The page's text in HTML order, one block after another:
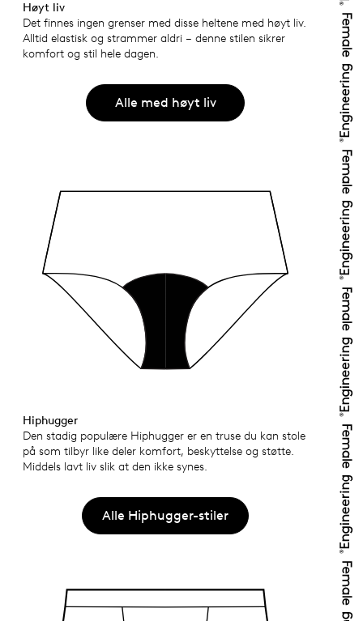
Høyt liv
Det finnes ingen grenser med disse heltene med høyt liv.
Alltid elastisk og strammer aldri – denne stilen sikrer
komfort og stil hele dagen.
Alle med høyt liv
Hiphugger
Den stadig populære Hiphugger er en truse du kan stole
på som tilbyr like deler komfort, beskyttelse og støtte.
Middels lavt liv slik at den ikke synes.
Alle Hiphugger-stiler